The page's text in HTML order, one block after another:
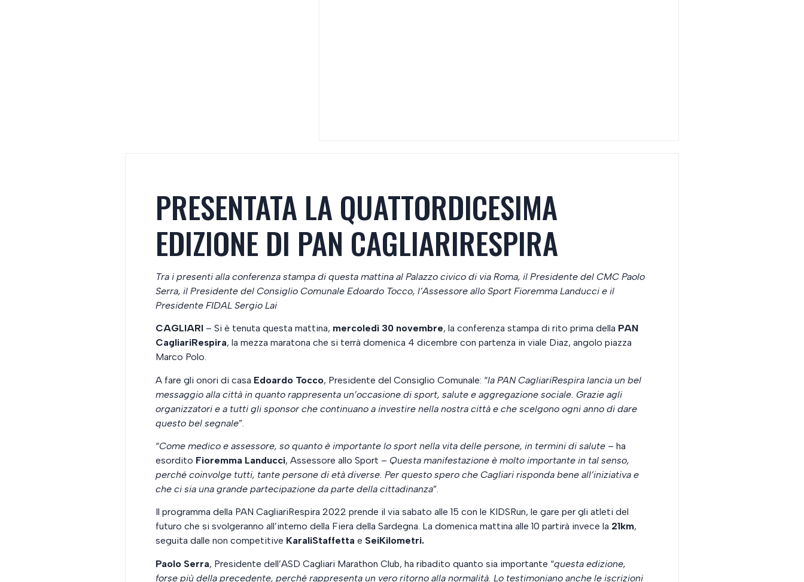
PRESENTATA LA QUATTORDICESIMA
EDIZIONE DI PAN CAGLIARIRESPIRA
Tra i presenti alla conferenza stampa di questa mattina al Palazzo civico di via Roma, il Presidente del CMC Paolo
Serra, il Presidente del Consiglio Comunale Edoardo Tocco, l’Assessore allo Sport Fioremma Landucci e il
Presidente FIDAL Sergio Lai
CAGLIARI– Si è tenuta questa mattina, mercoledì 30 novembre, la conferenza stampa di rito prima della PAN
CagliariRespira, la mezza maratona che si terrà domenica 4 dicembre con partenza in viale Diaz, angolo piazza
Marco Polo.
A fare gli onori di casa Edoardo Tocco, Presidente del Consiglio Comunale: “la PAN CagliariRespira lancia un bel
messaggio alla città in quanto rappresenta un’occasione di sport, salute e aggregazione sociale. Grazie agli
organizzatori e a tutti gli sponsor che continuano a investire nella nostra città e che scelgono ogni anno di dare
questo bel segnale”.
“Come medico e assessore, so quanto è importante lo sport nella vita delle persone, in termini di salute– ha
esordito Fioremma Landucci, Assessore allo Sport – Questa manifestazione è molto importante in tal senso,
perché coinvolge tutti, tante persone di età diverse. Per questo spero che Cagliari risponda bene all’iniziativa e
che ci sia una grande partecipazione da parte della cittadinanza”.
Il programma della PAN CagliariRespira 2022 prende il via sabato alle 15 con le KIDSRun, le gare per gli atleti del
futuro che si svolgeranno all’interno della Fiera della Sardegna. La domenica mattina alle 10 partirà invece la 21km,
seguita dalle non competitive KaraliStaffetta e SeiKilometri.
Paolo Serra, Presidente dell’ASD Cagliari Marathon Club, ha ribadito quanto sia importante “questa edizione,
forse più della precedente, perché rappresenta un vero ritorno alla normalità. Lo testimoniano anche le iscrizioni